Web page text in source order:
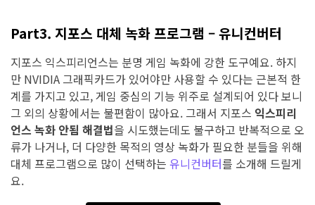
Part3. 지포스 대체 녹화 프로그램 – 유니컨버터
지포스 익스피리언스는 분명 게임 녹화에 강한 도구예요. 하지
만 NVIDIA 그래픽카드가 있어야만 사용할 수 있다는 근본적 한
계를 가지고 있고, 게임 중심의 기능 위주로 설계되어 있다 보니
그 외의 상황에서는 불편함이 많아요. 그래서 지포스 익스피리
언스 녹화 안됨 해결법을 시도했는데도 불구하고 반복적으로 오
류가 나거나, 더 다양한 목적의 영상 녹화가 필요한 분들을 위해
대체 프로그램으로 많이 선택하는 유니컨버터를 소개해 드릴게
요.